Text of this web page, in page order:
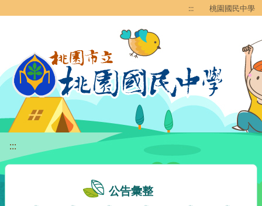
::: 桃園國民中學
:::
公告彙整